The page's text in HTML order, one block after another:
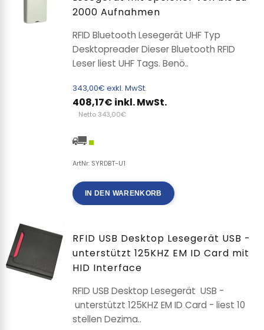
2000 Aufnahmen
RFID Bluetooth Lesegerät UHF Typ
Desktopreader Dieser Bluetooth RFID
Leser liest UHF Tags. Benö..
343,00€ exkl. MwSt.
408,17€ inkl. MwSt.
Netto 343,00€
ArtNr: SYRDBT-U1
IN DEN WARENKORB
RFID USB Desktop Lesegerät USB -
unterstützt 125KHZ EM ID Card mit
HID Interface
RFID USB Desktop Lesegerät USB -
unterstützt 125KHZ EM ID Card - liest 10
stellen Dezima..